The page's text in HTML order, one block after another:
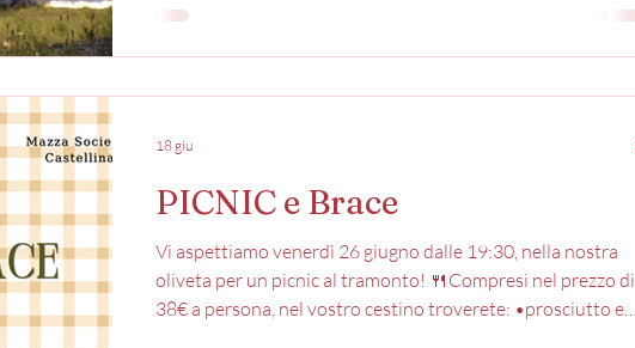
PICNIC e Brace
Vi aspettiamo venerdì 26 giugno dalle 19:30, nella nostra
oliveta per un picnic al tramonto! 🍴Compresi nel prezzo di
38€ a persona, nel vostro cestino troverete: •prosciutto e
18 giu